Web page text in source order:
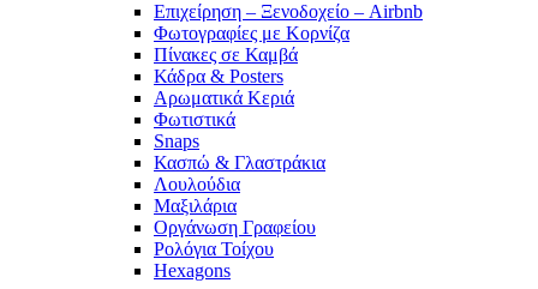
Επιχείρηση – Ξενοδοχείο – Airbnb
Φωτογραφίες με Κορνίζα
Πίνακες σε Καμβά
Κάδρα & Posters
Αρωματικά Κεριά
Φωτιστικά
Snaps
Κασπώ & Γλαστράκια
Λουλούδια
Μαξιλάρια
Οργάνωση Γραφείου
Ρολόγια Τοίχου
Hexagons